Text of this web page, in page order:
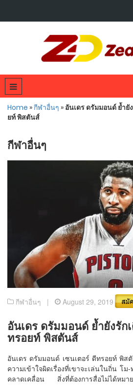
Home »กีฬาอื่นๆ » อันเดร ดรัมมอนด์ ย้ำยั
ยท์ พิสตันส์
กีฬาอื่นๆ
กีฬาอื่นๆ | August 29, 2019
อันเดร ดรัมมอนด์ ย้ำยังรัก
ทรอยท์ พิสตันส์
อันเดร ดรัมมอนด์ เซนเตอร์ ดีทรอยท์ พิส
ความเข้าใจผิดเรื่องที่เขาจะเล่นในถิ่น โ
คลาดเคลื่อน สิ่งที่ต้องการสื่อไม่ได้หมา